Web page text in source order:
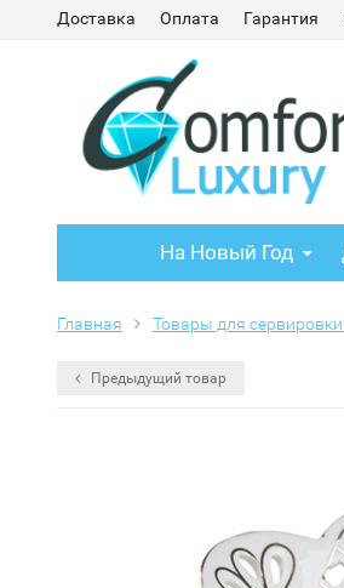
Доставка Оплата Гарантия
На Новый Год
Главная Товары для сервировки
Предыдущий товар